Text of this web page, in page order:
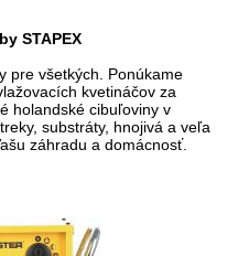
STAPEX
pre všetkých. Ponúkame
kvetináčov za
holandské cibuľoviny v
substráty, hnojivá a veľa
záhradu a domácnosť.